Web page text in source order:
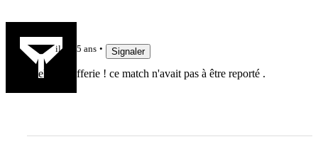
il y a 5 ans Signaler
quelle tartufferie ! ce match n'avait pas à être reporté .